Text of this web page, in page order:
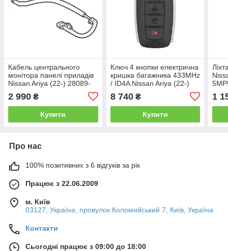
Кабель центрального
монітора панелі приладів
Nissan Ariya (22-) 28089-
2 990 ₴
Купити
Ключ 4 кнопки електрична
кришка багажника 433MHz
/ ID4A Nissan Ariya (22-)
8 740₴
Купити
1
Про нас
100% позитивних з 6 відгуків за рік
Працює з 22.06.2009
м. Київ
03127, Україна, провулок Коломийський 7, Київ, Україна
Контакти
Сьогодні працює з 09:00 до 18:00